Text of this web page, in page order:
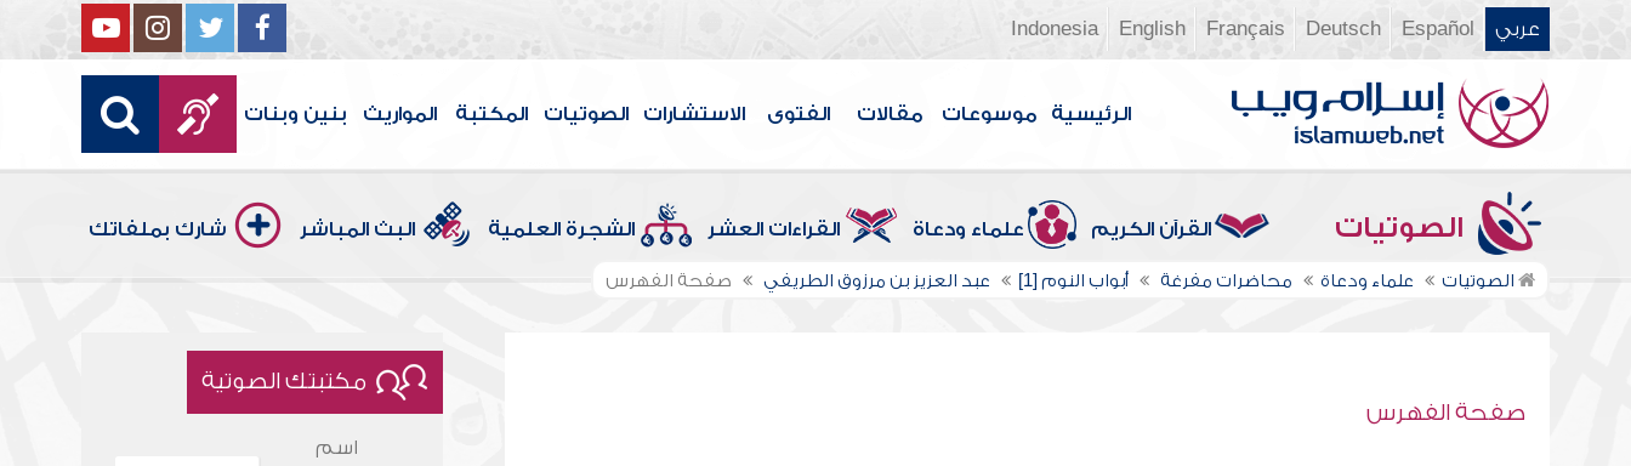
عربي Español
Deutsch
Français
English
Indonesia
الرئيسية موسوعات مقالات الفتوى الاستشارات الصوتيات المكتبة المواريث بنين وبنات
الصوتيات القرآن الكريم علماء ودعاة القراءات العشر الشجرة العلمية البث المباشر شارك بملفاتك
الصوتيات علماء ودعاة محاضرات مفرغة أبواب النوم [1] عبد العزيز بن مرزوق الطريفي صفحة الفهرس
صفحة الفهرس
مكتبتك الصوتية
اسم